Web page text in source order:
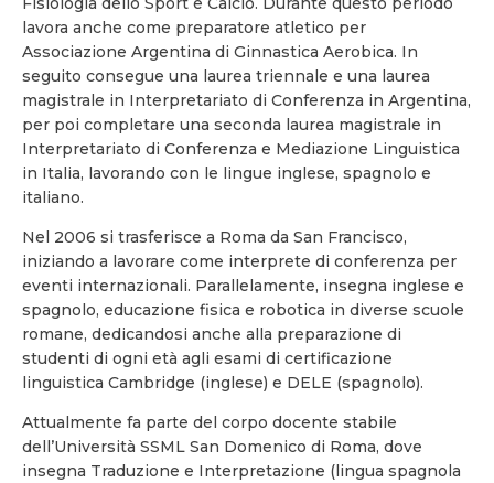
lavora anche come preparatore atletico per
Associazione Argentina di Ginnastica Aerobica. In
seguito consegue una laurea triennale e una laurea
magistrale in Interpretariato di Conferenza in Argentina,
per poi completare una seconda laurea magistrale in
Interpretariato di Conferenza e Mediazione Linguistica
in Italia, lavorando con le lingue inglese, spagnolo e
italiano.
Nel 2006 si trasferisce a Roma da San Francisco,
iniziando a lavorare come interprete di conferenza per
eventi internazionali. Parallelamente, insegna inglese e
spagnolo, educazione fisica e robotica in diverse scuole
romane, dedicandosi anche alla preparazione di
studenti di ogni età agli esami di certificazione
linguistica Cambridge (inglese) e DELE (spagnolo).
Attualmente fa parte del corpo docente stabile
dell’Università SSML San Domenico di Roma, dove
insegna Traduzione e Interpretazione (lingua spagnola